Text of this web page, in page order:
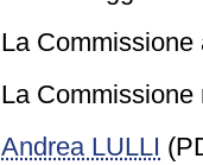
La
La
Andrea LULLI